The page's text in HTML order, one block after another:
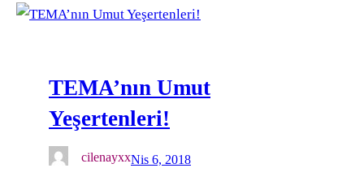
TEMA’nın Umut
Yeşertenleri!
cilenayxxNis 6, 2018